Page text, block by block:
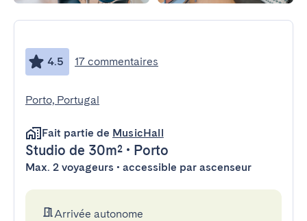
4.5 17 commentaires
Porto, Portugal
Fait partie de MusicHall
Studio de 30m² • Porto
Max. 2 voyageurs • accessible par ascenseur
Arrivée autonome